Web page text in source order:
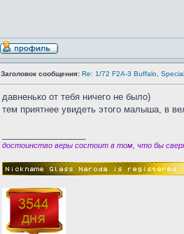
Заголовок сообщения: Re: 1/72 F2A-3 Buffalo,
давненько от тебя ничего не было)
тем приятнее увидеть этого малыша, в
достоинство веры состоит в том, что бы